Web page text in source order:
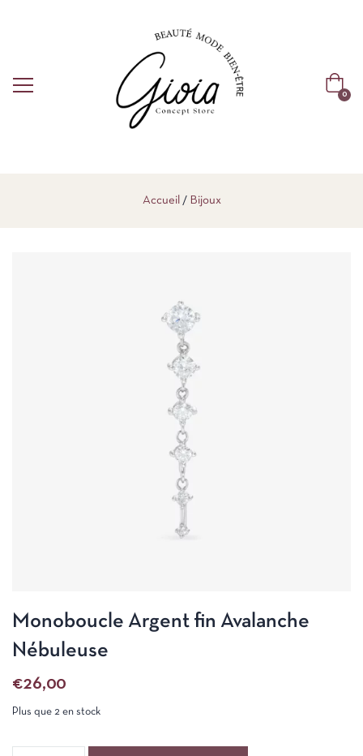
0
Accueil Bijoux
Monoboucle Argent fin Avalanche
Nébuleuse
€26,00
Plus que 2 en stock